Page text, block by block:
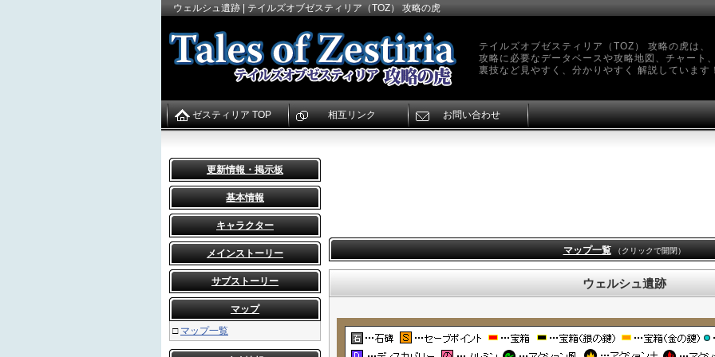
ウェルシュ遺跡 | テイルズオブゼスティリア（TOZ） 攻略の虎
テイルズオブゼスティリア（TOZ） 攻略の虎は、
攻略に必要なデータベースや攻略地図、チャート
裏技など見やすく、分かりやすく 解説しています
更新情報・掲示板
基本情報
キャラクター
メインストーリー
サブストーリー
マップ
□ マップ一覧
マップ一覧 （クリックで開閉）
ウェルシュ遺跡
ゼスティリア TOP 相互リンク お問い合わせ